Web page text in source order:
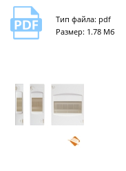
Тип файла: pdf
Размер: 1.78 Мб